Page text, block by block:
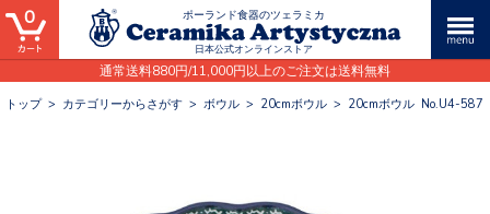
ポーランド食器のツェラミカ
日本公式オンラインストア
通常送料880円/11,000円以上のご注文は送料無料
0
トップ> カテゴリーからさがす > ボウル > 20cmボウル > 20cmボウル No.U4-587